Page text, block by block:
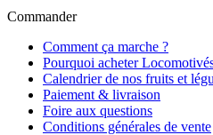
Commander
Comment ça marche ?
Pourquoi acheter
Calendrier de nos fruits et
Paiement & livraison
Foire aux questions
Conditions générales de vente